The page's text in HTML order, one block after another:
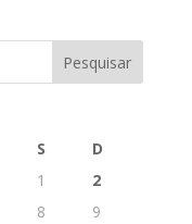
S
D
1
2
8
9